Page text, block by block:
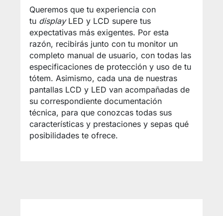
Queremos que tu experiencia con
tu displayLED y LCD supere tus
expectativas más exigentes. Por esta
razón, recibirás junto con tu monitor un
completo manual de usuario, con todas las
especificaciones de protección y uso de tu
tótem. Asimismo, cada una de nuestras
pantallas LCD y LED van acompañadas de
su correspondiente documentación
técnica, para que conozcas todas sus
características y prestaciones y sepas qué
posibilidades te ofrece.